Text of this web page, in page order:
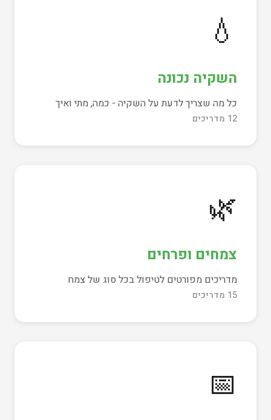
💧
השקיה נכונה
כל מה שצריך לדעת על השקיה - כמה, מתי ואיך
12 מדריכים
🌿
צמחים ופרחים
מדריכים מפורטים לטיפול בכל סוג של צמח
15 מדריכים
📅